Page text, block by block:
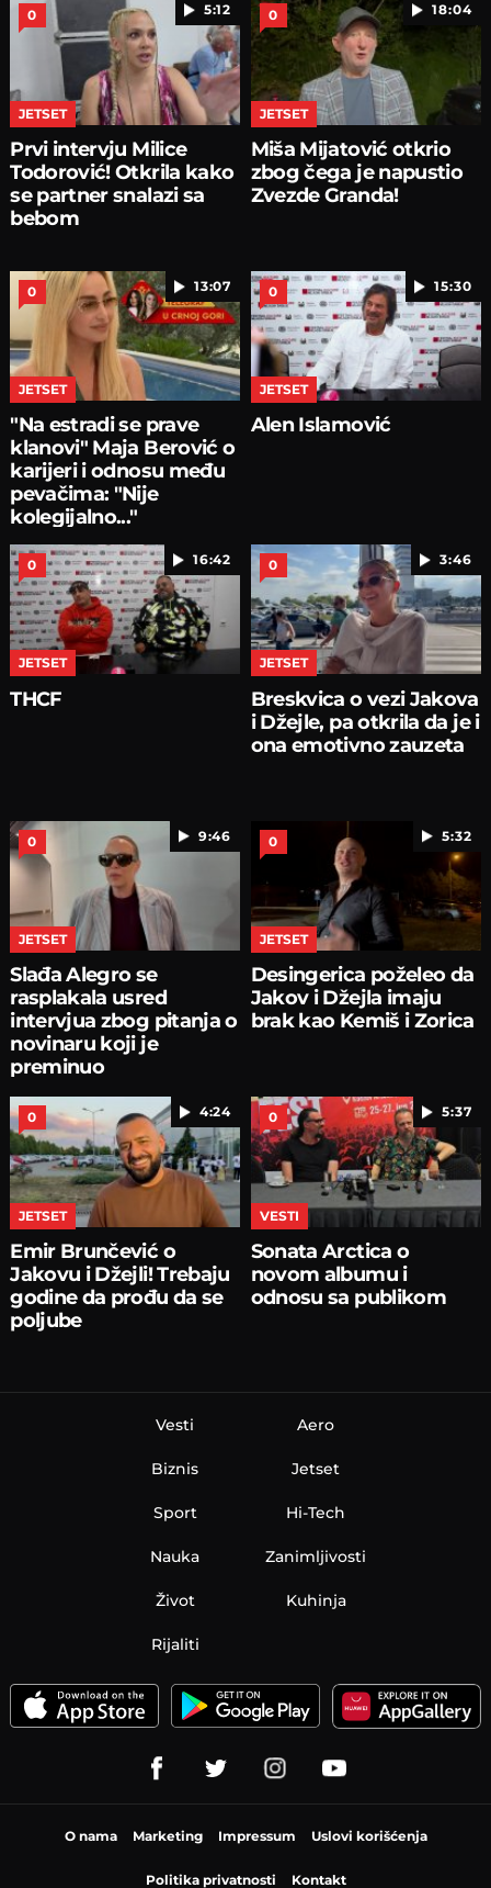
5:12
0
JETSET
Prvi intervju Milice
Todorović! Otkrila kako
se partner snalazi sa
bebom
18:04
0
JETSET
Miša Mijatović otkrio
zbog čega je napustio
Zvezde Granda!
13:07
0
JETSET
"Na estradi se prave
klanovi" Maja Berović o
karijeri i odnosu među
pevačima: "Nije
kolegijalno..."
15:30
0
JETSET
Alen Islamović
16:42
0
JETSET
THCF
3:46
0
JETSET
Breskvica o vezi Jakova
i Džejle, pa otkrila da je i
ona emotivno zauzeta
9:46
0
JETSET
Slađa Alegro se
rasplakala usred
intervjua zbog pitanja o
novinaru koji je
preminuo
5:32
0
JETSET
Desingerica poželeo da
Jakov i Džejla imaju
brak kao Kemiš i Zorica
4:24
0
JETSET
Emir Brunčević o
Jakovu i Džejli! Trebaju
godine da prođu da se
poljube
5:37
0
VESTI
Sonata Arctica o
novom albumu i
odnosu sa publikom
Vesti
Biznis
Sport
Nauka
Aero
Jetset
Hi-Tech
Zanimljivosti
Život Kuhinja
Rijaliti
O nama Marketing Impressum Uslovi korišćenja
Politika privatnosti Kontakt